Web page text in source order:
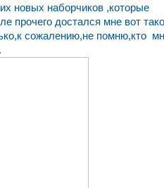
новых наборчиков ,которые
прочего достался мне вот
сожалению,не помню,кто